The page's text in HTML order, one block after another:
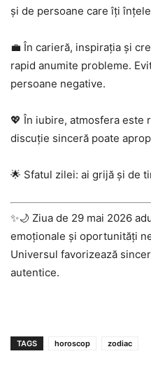
și de persoane care îți
💼 În carieră, inspirația și
rapid anumite probleme.
persoane negative.
💖 În iubire, atmosfera este
discuție sinceră poate
🌟 Sfatul zilei: ai grijă și de
✨🌙 Ziua de 29 mai 2026
emoționale și oportunități
Universul favorizează
autentice.
TAGS horoscop zodiac